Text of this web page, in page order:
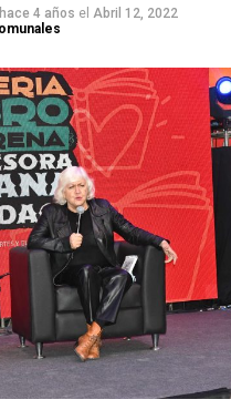
hace 4 años el Abril 12, 2022